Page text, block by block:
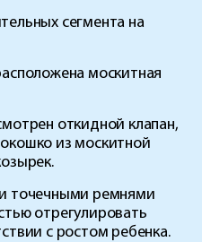
сегмента на
москитная
откидной клапан,
из москитной
точечными ремнями
отрегулировать
с ростом ребенка.